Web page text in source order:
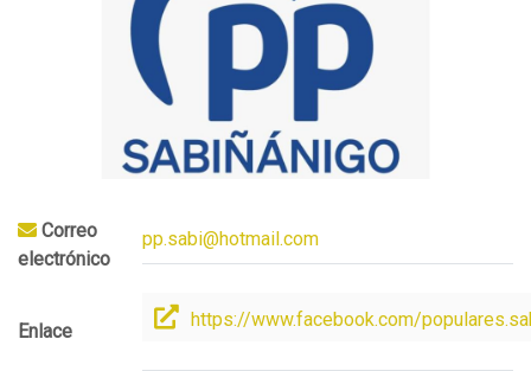
Correo
electrónico
pp.sabi@hotmail.com
Enlace
https://www.facebook.com/